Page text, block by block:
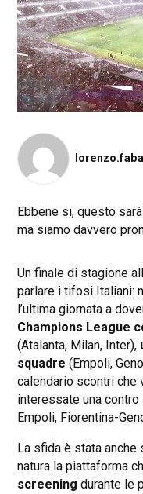
Ebbene si, questo sarà
ma siamo davvero
Un finale di stagione
parlare i tifosi Italiani:
l’ultima giornata a
Champions League
(Atalanta, Milan, Inter),
squadre (Empoli,
calendario scontri
interessate una contro
Empoli, Fiorentina-
La sfida è stata anche
natura la piattaforma
screening durante le